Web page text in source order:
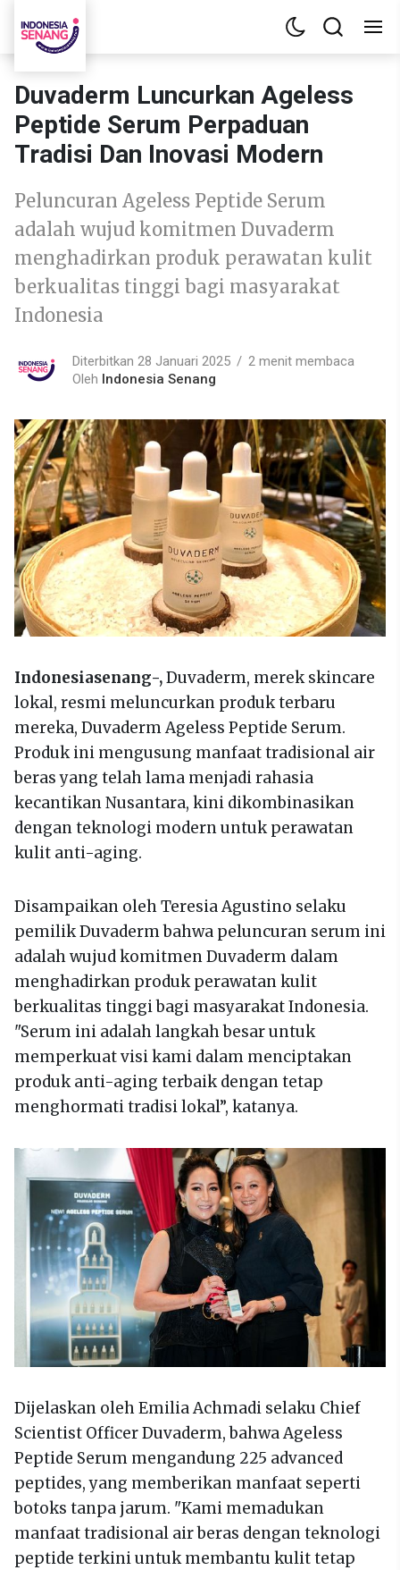
Duvaderm Luncurkan Ageless
Peptide Serum Perpaduan
Tradisi Dan Inovasi Modern
Peluncuran Ageless Peptide Serum
adalah wujud komitmen Duvaderm
menghadirkan produk perawatan kulit
berkualitas tinggi bagi masyarakat
Indonesia
Diterbitkan 28 Januari 2025
2 menit membaca
Oleh Indonesia Senang
Indonesiasenang-,Duvaderm, merek skincare
lokal, resmi meluncurkan produk terbaru
mereka, Duvaderm Ageless Peptide Serum.
Produk ini mengusung manfaat tradisional air
beras yang telah lama menjadi rahasia
kecantikan Nusantara, kini dikombinasikan
dengan teknologi modern untuk perawatan
kulit anti-aging.
Disampaikan oleh Teresia Agustino selaku
pemilik Duvaderm bahwa peluncuran serum ini
adalah wujud komitmen Duvaderm dalam
menghadirkan produk perawatan kulit
berkualitas tinggi bagi masyarakat Indonesia.
"Serum ini adalah langkah besar untuk
memperkuat visi kami dalam menciptakan
produk anti-aging terbaik dengan tetap
menghormati tradisi lokal”, katanya.
Dijelaskan oleh Emilia Achmadi selaku Chief
Scientist Officer Duvaderm, bahwa Ageless
Peptide Serum mengandung 225 advanced
peptides, yang memberikan manfaat seperti
botoks tanpa jarum. "Kami memadukan
manfaat tradisional air beras dengan teknologi
peptide terkini untuk membantu kulit tetap